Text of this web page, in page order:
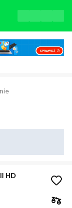
aktualny element 1 z
HD